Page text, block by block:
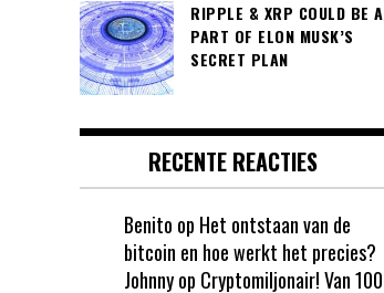
RIPPLE & XRP COULD BE A
PART OF ELON MUSK’S
SECRET PLAN
RECENTE REACTIES
Benito op Het ontstaan van de
bitcoin en hoe werkt het precies?
Johnnyop Cryptomiljonair! Van 100